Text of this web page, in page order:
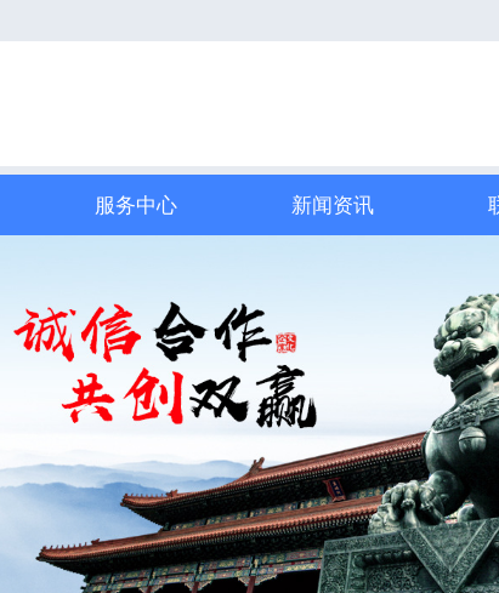
服务中心 新闻资讯